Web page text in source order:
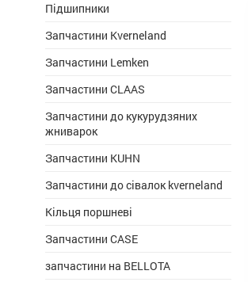
Підшипники
Запчастини Kverneland
Запчастини Lemken
Запчастини CLAAS
Запчастини до кукурудзяних
жниварок
Запчастини KUHN
Запчастини до сівалок kverneland
Кільця поршневі
Запчастини CASE
запчастини на BELLOTA